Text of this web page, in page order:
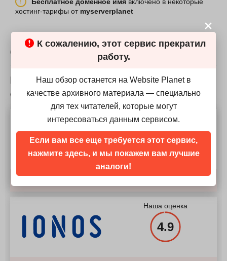
ЦП
Цена
-
$ 6.57
Подробнее
Цена $40.56
Подробнее
хостинг-тарифы от myserverplanet
СРАВНЕНИЯ УСЛУГ
Насколько myserverplanet хорош в
сравнении с подобными сервисами?
Наша оценка
4.9
Наша оценка
4.9
К сожалению, этот сервис прекратил
работу.
Наш обзор останется на Website Planet в
качестве архивного материала — специально
для тех читателей, которые могут
интересоваться данным сервисом.
Если вам все еще требуется этот сервис,
нажмите здесь, и мы покажем вам лучшие
аналоги!